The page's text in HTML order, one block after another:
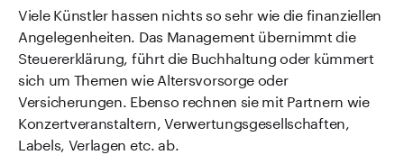
Viele Künstler hassen nichts so sehr wie die finanziellen
Angelegenheiten. Das Management übernimmt die
Steuererklärung, führt die Buchhaltung oder kümmert
sich um Themen wie Altersvorsorge oder
Versicherungen. Ebenso rechnen sie mit Partnern wie
Konzertveranstaltern, Verwertungsgesellschaften,
Labels, Verlagen etc. ab.